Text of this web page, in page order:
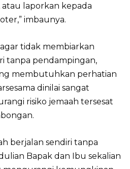
laporkan kepada
imbaunya.
tidak membiarkan
tanpa pendampingan,
membutuhkan perhatian
dinilai sangat
risiko jemaah tersesat
berjalan sendiri tanpa
Bapak dan Ibu sekalian